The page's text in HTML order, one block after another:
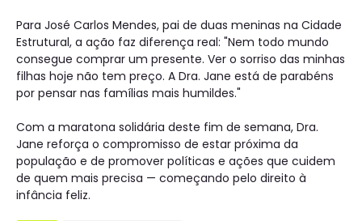
Para José Carlos Mendes, pai de duas meninas na Cidade
Estrutural, a ação faz diferença real: "Nem todo mundo
consegue comprar um presente. Ver o sorriso das minhas
filhas hoje não tem preço. A Dra. Jane está de parabéns
por pensar nas famílias mais humildes."
Com a maratona solidária deste fim de semana, Dra.
Jane reforça o compromisso de estar próxima da
população e de promover políticas e ações que cuidem
de quem mais precisa — começando pelo direito à
infância feliz.